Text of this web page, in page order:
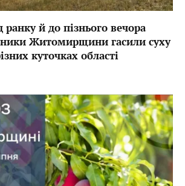
ранку й до пізнього вечора
Житомирщини гасили суху
куточках області